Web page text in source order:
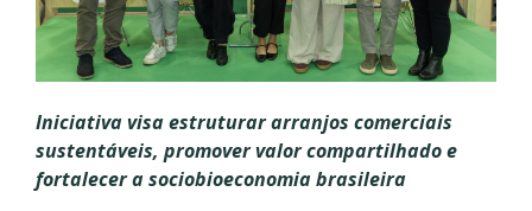
Iniciativa visa estruturar arranjos comerciais
sustentáveis, promover valor compartilhado e
fortalecer a sociobioeconomia brasileira